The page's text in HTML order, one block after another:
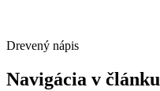
Drevený nápis
Navigácia v článku